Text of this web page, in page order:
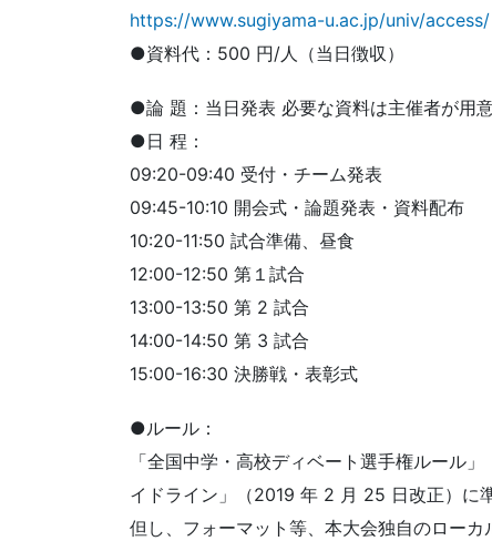
https://www.sugiyama-u.ac.jp/univ/access/
●資料代：500 円/人（当日徴収）
●論 題：当日発表 必要な資料は主催者が用意
●日 程：
09:20-09:40 受付・チーム発表
09:45-10:10 開会式・論題発表・資料配布
10:20-11:50 試合準備、昼食
12:00-12:50 第１試合
13:00-13:50 第 2 試合
14:00-14:50 第 3 試合
15:00-16:30 決勝戦・表彰式
●ルール：
「全国中学・高校ディベート選手権ルール
イドライン」（2019 年 2 月 25 日改正）に準
但し、フォーマット等、本大会独自のローカ